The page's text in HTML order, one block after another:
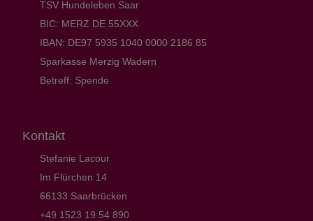
TSV Hundeleben Saar
BIC: MERZ DE 55XXX
IBAN: DE97 5935 1040 0000 2186 85
Sparkasse Merzig Wadern
Betreff: Spende
Kontakt
Stefanie Lacour
Im Flürchen 14
66133 Saarbrücken
+49 1523 19 54 890